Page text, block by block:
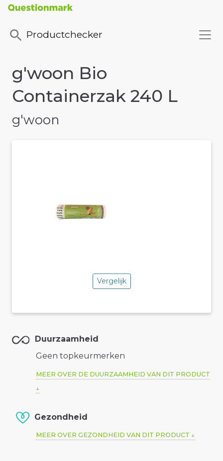
Productchecker
g'woon Bio
Containerzak 240 L
g'woon
Vergelijk
Duurzaamheid
Geen topkeurmerken
MEER OVER DE DUURZAAMHEID VAN DIT PRODUCT
Gezondheid
MEER OVER GEZONDHEID VAN DIT PRODUCT